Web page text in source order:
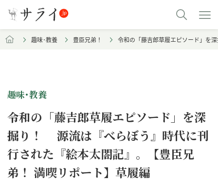
趣味･教養 豊臣兄弟！ 令和の「藤吉郎草履エピソード」を
趣味･教養
令和の「藤吉郎草履エピソード」を深
掘り！ 源流は『べらぼう』時代に刊
行された『絵本太閤記』。【豊臣兄
弟！ 満喫リポート】草履編